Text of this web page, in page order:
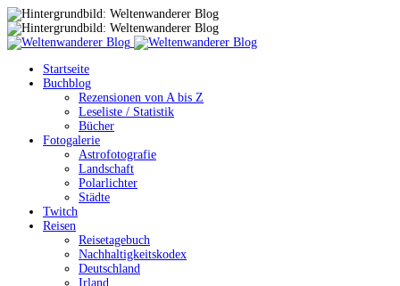
Startseite
Buchblog
Rezensionen von A bis Z
Leseliste / Statistik
Bücher
Fotogalerie
Astrofotografie
Landschaft
Polarlichter
Städte
Twitch
Reisen
Reisetagebuch
Nachhaltigkeitskodex
Deutschland
Irland